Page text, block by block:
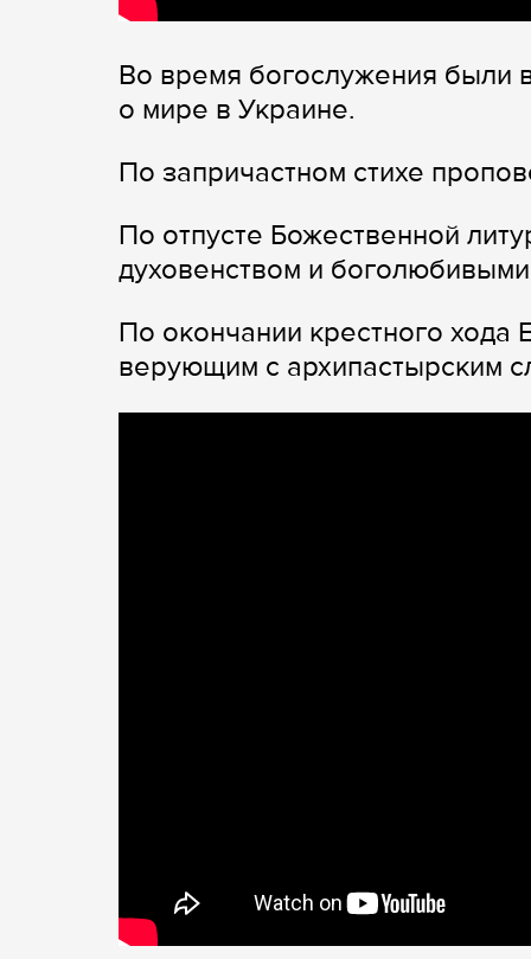
Во время богослужения были
о мире в Украине.
По запричастном стихе
По отпусте Божественной
духовенством и
По окончании крестного хода
верующим с архипастырским